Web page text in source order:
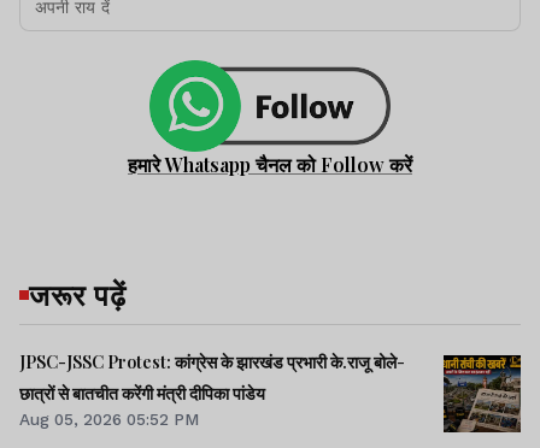
हमारे Whatsapp चैनल को Follow करें
जरूर पढ़ें
JPSC-JSSC Protest: कांग्रेस के झारखंड प्रभारी के.राजू बोले-
छात्रों से बातचीत करेंगी मंत्री दीपिका पांडेय
Aug 05, 2026 05:52 PM